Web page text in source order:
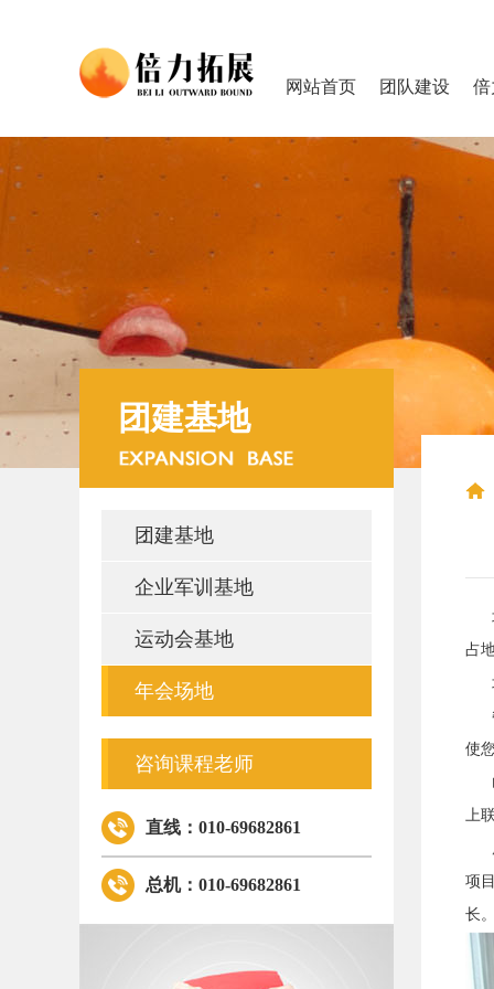
网站首页 团队建设 倍
团建基地
团建基地
企业军训基地
运动会基地
年会场地
咨询课程老师
直线：010-69682861
总机：010-69682861
北
占
北
餐
使
山
上
康
项
长